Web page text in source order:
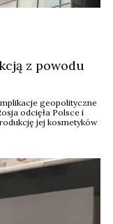
z powodu
geopolityczne
odcięła Polsce i
jej kosmetyków